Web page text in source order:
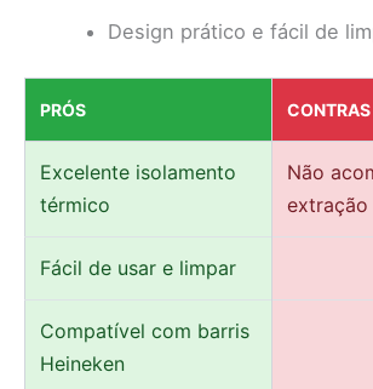
Design prático e fácil de
PRÓS CONTRAS
Excelente isolamento
térmico
Não
extração
Fácil de usar e limpar
Compatível com barris
Heineken